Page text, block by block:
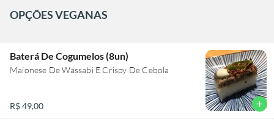
OPÇÕES VEGANAS
Baterá De Cogumelos (8un)
Maionese De Wassabi E Crispy De Cebola
R$ 49,00 add